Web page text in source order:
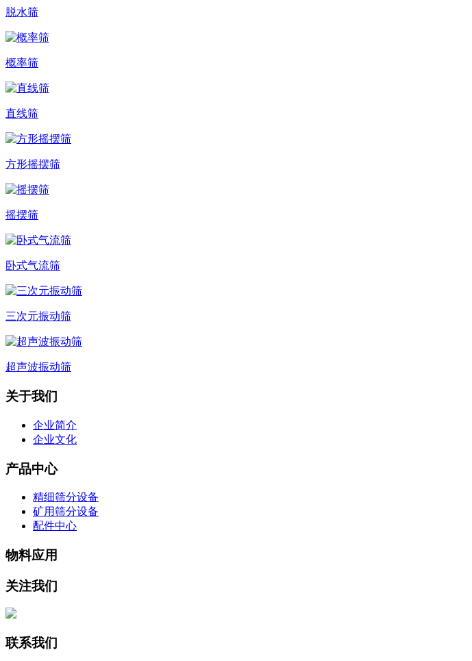
脱水筛
概率筛
直线筛
方形摇摆筛
摇摆筛
卧式气流筛
三次元振动筛
超声波振动筛
关于我们
企业简介
企业文化
产品中心
精细筛分设备
矿用筛分设备
配件中心
物料应用
关注我们
联系我们